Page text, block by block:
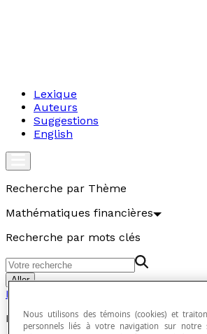
Lexique
Auteurs
Suggestions
English
Recherche par Thème
Mathématiques financières
Recherche par mots clés
Aller
Mathématiques financières
Bénéfice
Nous utilisons des témoins (cookies) et
personnels liés à votre navigation sur notre